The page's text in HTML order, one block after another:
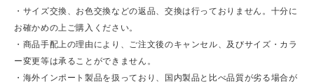
・サイズ交換、お色交換などの返品、交換は行っておりません。十分に
お確かめの上ご購入ください。
・商品手配上の理由により、ご注文後のキャンセル、及びサイズ・カラ
ー変更等は承ることができません。
・海外インポート製品を扱っており、国内製品と比べ品質が劣る場合が